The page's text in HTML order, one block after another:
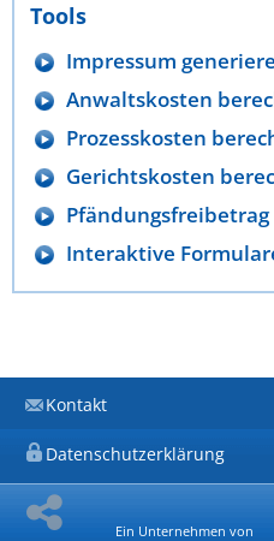
Tools
Impressum
Anwaltskosten
Prozesskosten
Gerichtskosten
Interaktive
Kontakt
Datenschutzerklärung
Ein Unternehmen von